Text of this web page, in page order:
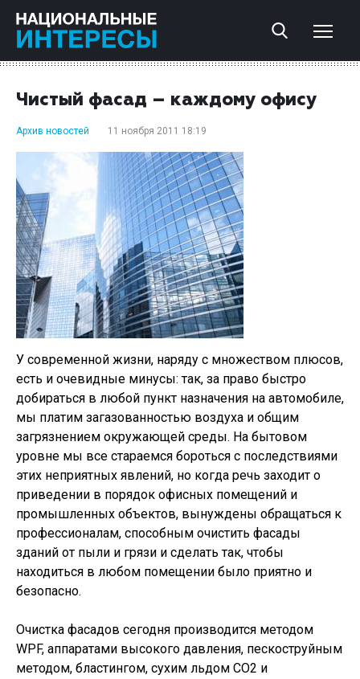
Чистый фасад – каждому офису
Архив новостей 11 ноября 2011 18:19
У современной жизни, наряду с множеством плюсов,
есть и очевидные минусы: так, за право быстро
добираться в любой пункт назначения на автомобиле,
мы платим загазованностью воздуха и общим
загрязнением окружающей среды. На бытовом
уровне мы все стараемся бороться с последствиями
этих неприятных явлений, но когда речь заходит о
приведении в порядок офисных помещений и
промышленных объектов, вынуждены обращаться к
профессионалам, способным очистить фасады
зданий от пыли и грязи и сделать так, чтобы
находиться в любом помещении было приятно и
безопасно.
Очистка фасадов сегодня производится методом
WPF, аппаратами высокого давления, пескоструйным
методом, бластингом, сухим льдом СО2 и